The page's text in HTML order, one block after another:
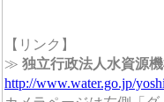
【リンク】
≫ 独立行政法人水資源
http://www.water.go.jp/